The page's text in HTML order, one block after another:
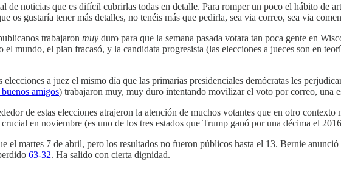
de noticias que es difícil cubrirlas todas en detalle. Para romper un poco el hábito de
os gustaría tener más detalles, no tenéis más que pedirla, sea via correo, sea via
trabajaron muy duro para que la semana pasada votara tan poca gente en
mundo, el plan fracasó, y la candidata progresista (las elecciones a jueces son en
a juez el mismo día que las primarias presidenciales demócratas les
amigos) trabajaron muy, muy duro intentando movilizar el voto por correo, una
de estas elecciones atrajeron la atención de muchos votantes que en otro
en noviembre (es uno de los tres estados que Trump ganó por una décima el
el martes 7 de abril, pero los resultados no fueron públicos hasta el 13. Bernie anunció
63-32. Ha salido con cierta dignidad.